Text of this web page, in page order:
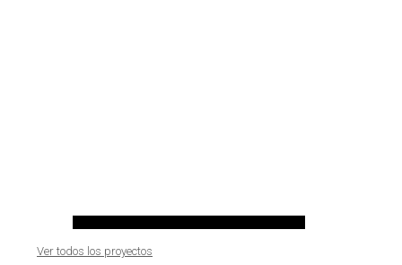
Ver todos los proyectos